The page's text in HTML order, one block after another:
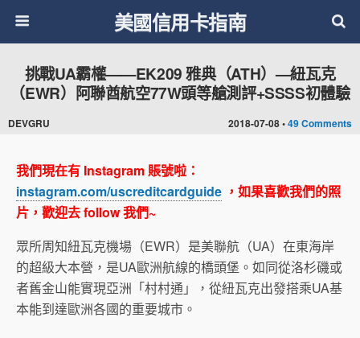
美國信用卡指南
2018-07-08 •49 Comments
挑戰UA霸權——EK209 雅典（ATH）—紐瓦克
（EWR）阿聯酋航空77W頭等艙測評+SSSS初體驗
DEVGRU
我們現在有 Instagram 賬號啦：
instagram.com/uscreditcardguide ，如果喜歡我們的照
片，歡迎去 follow 我們~
眾所周知紐瓦克機場（EWR）是美聯航（UA）在東海岸
的超級大本營，是UA歐洲航線的橋頭堡。如同從洛杉磯或
者舊金山能實現亞洲「村村通」，從紐瓦克出發搭乘UA基
本能到達歐洲各國的重要城市。